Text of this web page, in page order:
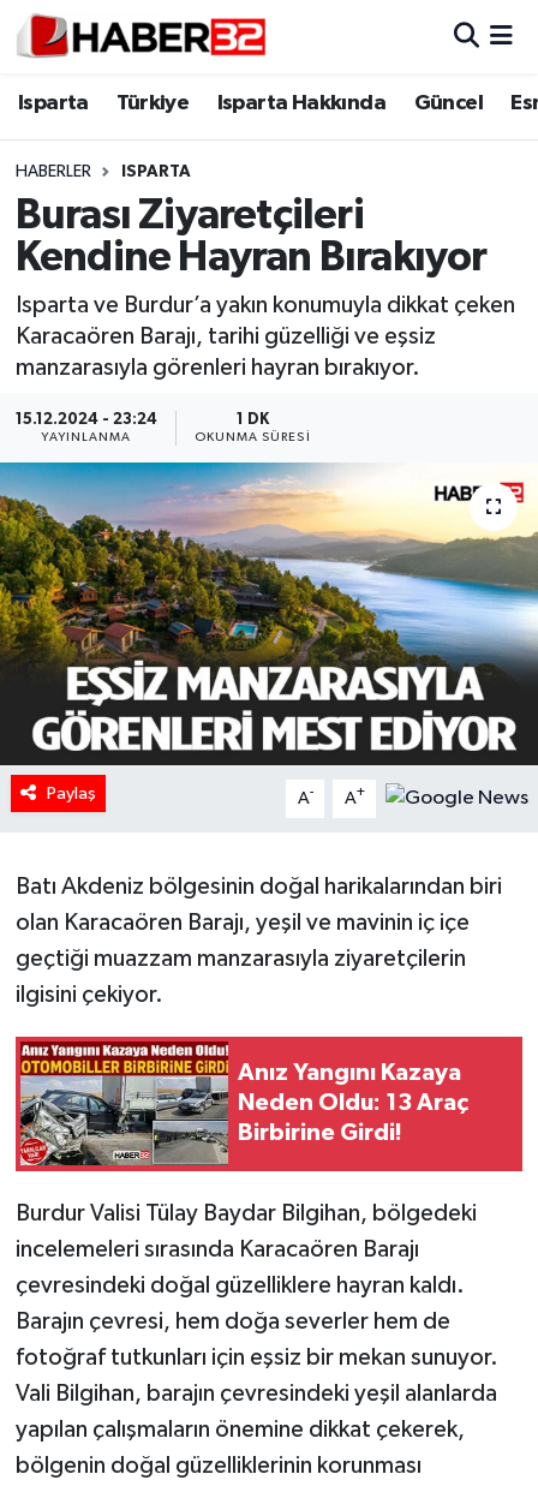
Isparta Türkiye Isparta Hakkında Güncel
HABERLER ISPARTA
Burası Ziyaretçileri
Kendine Hayran Bırakıyor
Isparta ve Burdur’a yakın konumuyla dikkat çeken
Karacaören Barajı, tarihi güzelliği ve eşsiz
manzarasıyla görenleri hayran bırakıyor.
15.12.2024 - 23:24
YAYINLANMA
1 DK
OKUNMA SÜRESI
Paylaş A- A+
Batı Akdeniz bölgesinin doğal harikalarından biri
olan Karacaören Barajı, yeşil ve mavinin iç içe
geçtiği muazzam manzarasıyla ziyaretçilerin
ilgisini çekiyor.
Anız Yangını Kazaya
Neden Oldu: 13 Araç
Birbirine Girdi!
Burdur Valisi Tülay Baydar Bilgihan, bölgedeki
incelemeleri sırasında Karacaören Barajı
çevresindeki doğal güzelliklere hayran kaldı.
Barajın çevresi, hem doğa severler hem de
fotoğraf tutkunları için eşsiz bir mekan sunuyor.
Vali Bilgihan, barajın çevresindeki yeşil alanlarda
yapılan çalışmaların önemine dikkat çekerek,
bölgenin doğal güzelliklerinin korunması
Isparta
Esnaf Diyor ki;
ASAYİŞ
BİLİM VE TEKNOLOJİ
GENEL
Güncel
HABERDE İNSAN
İlginç
KÜLTÜR SANAT
MAGAZİN
POLİTİKA
RESMİ İLANLAR
SAĞLIK
Spor
Tarihi Yapılarımız
Türkiye
Yerel
Künye
Isparta Nöbetçi Eczaneler
Isparta Trafik Yoğunluk Haritası
Süper Lig Puan Durumu ve Fikstür
Tüm Manşetler
Haber Arşivi